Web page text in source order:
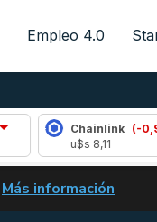
Empleo 4.0
Chainlink
(-0,95%)
VUELVE EL CARRY
Más información